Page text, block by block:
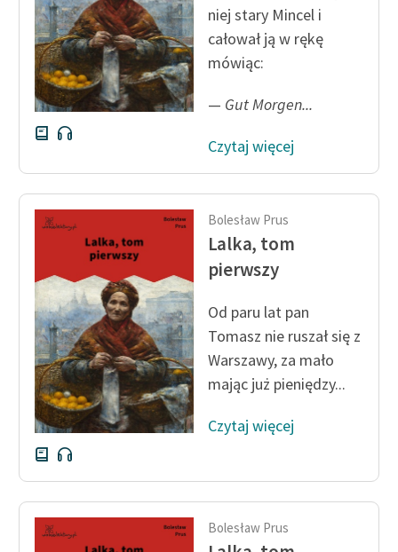
niej stary Mincel i
całował ją w rękę
mówiąc:
— Gut Morgen...
Czytaj więcej
Bolesław Prus
Lalka, tom
pierwszy
Od paru lat pan
Tomasz nie ruszał się z
Warszawy, za mało
mając już pieniędzy...
Czytaj więcej
Bolesław Prus